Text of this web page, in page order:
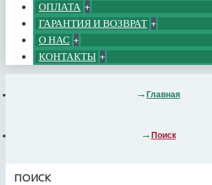
ОПЛАТА +
ГАРАНТИЯ И ВОЗВРАТ +
О НАС +
КОНТАКТЫ +
Главная
Поиск
ПОИСК